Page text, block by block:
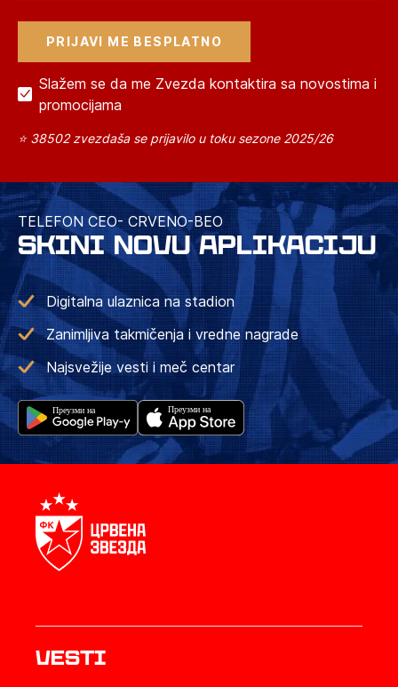
Slažem se da me Zvezda kontaktira sa novostima i
promocijama
⭐ 38502 zvezdaša se prijavilo u toku sezone 2025/26
TELEFON CEO- CRVENO-BEO
SKINI NOVU APLIKACIJU
Digitalna ulaznica na stadion
Zanimljiva takmičenja i vredne nagrade
Najsvežije vesti i meč centar
Vesti